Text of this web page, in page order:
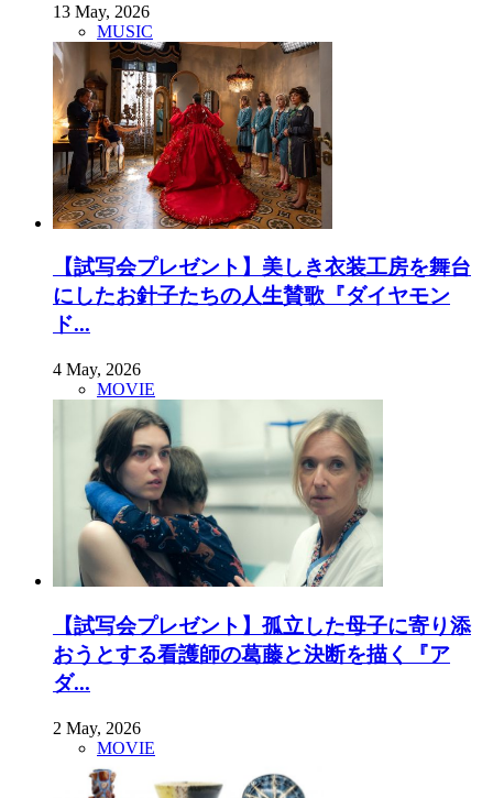
13 May, 2026
MUSIC
【試写会プレゼント】美しき衣装工房を舞台
にしたお針子たちの人生賛歌『ダイヤモン
ド...
4 May, 2026
MOVIE
【試写会プレゼント】孤立した母子に寄り添
おうとする看護師の葛藤と決断を描く『ア
ダ...
2 May, 2026
MOVIE